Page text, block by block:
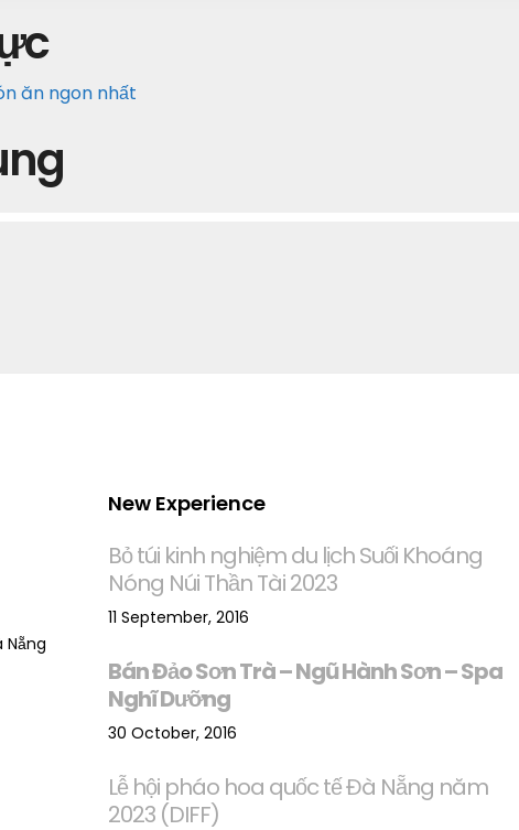
ăn ngon nhất
Nẵng
New Experience
Bỏ túi kinh nghiệm du lịch Suối Khoáng
Nóng Núi Thần Tài 2023
11 September, 2016
Bán Đảo Sơn Trà – Ngũ Hành Sơn – Spa
Nghĩ Dưỡng
30 October, 2016
Lễ hội pháo hoa quốc tế Đà Nẵng năm
2023 (DIFF)